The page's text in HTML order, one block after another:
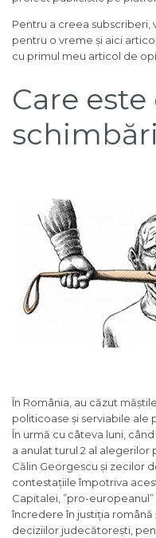
Pentru a creea
pentru o vreme și aici
cu primul meu articol de
Care este
În România, au căzut
politicoase și serviabile ale
În urmă cu câteva luni,
a anulat turul 2 al
Călin Georgescu și zecilor
contestațiile împotriva
Capitalei, ”pro-
încredere în justiția
deciziilor judecătorești,